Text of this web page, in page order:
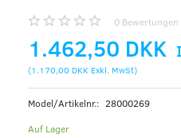
0 Bewertungen
1.462,50 DKK
(1.170,00 DKK Exkl. MwSt)
Model/Artikelnr.: 28000269
Auf Lager